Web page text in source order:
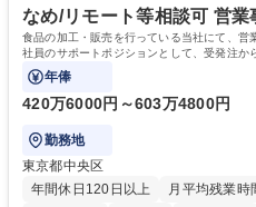
なめ/リモート等相談可 営業
食品の加工・販売を行っている当社にて、
社員のサポートポジションとして、受発注か
事業の根幹を支えていただきます。
年俸
420万6000円～603万4800円
勤務地
東京都中央区
年間休日120日以上
月平均残業時